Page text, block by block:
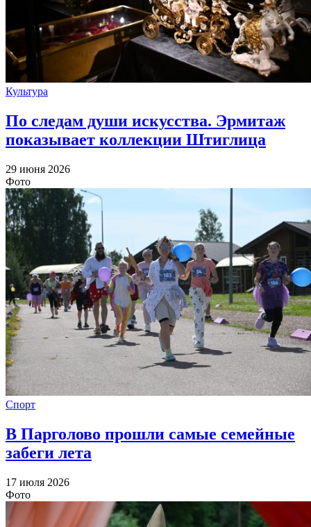
Культура
По следам души искусства. Эрмитаж
показывает коллекции Штиглица
29 июня 2026
Фото
Спорт
В Парголово прошли самые семейные
забеги лета
17 июля 2026
Фото